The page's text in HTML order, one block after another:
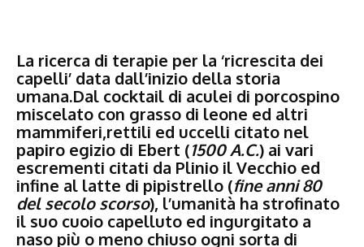
La ricerca di terapie per la ‘ricrescita dei
capelli’ data dall’inizio della storia
umana.Dal cocktail di aculei di porcospino
miscelato con grasso di leone ed altri
mammiferi,rettili ed uccelli citato nel
papiro egizio di Ebert (1500 A.C.) ai vari
escrementi citati da Plinio il Vecchio ed
infine al latte di pipistrello (fine anni 80
del secolo scorso), l’umanità ha strofinato
il suo cuoio capelluto ed ingurgitato a
naso più o meno chiuso ogni sorta di